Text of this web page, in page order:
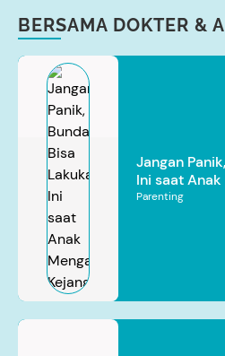
BERSAMA DOKTER &
Jangan
Ini saat
Parenting